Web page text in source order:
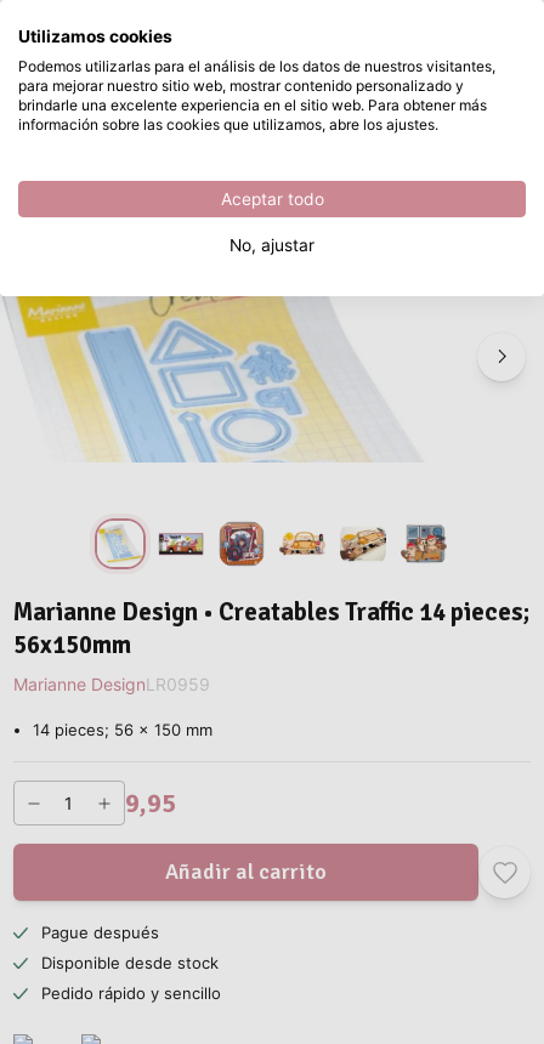
Saltar al contenido principal
Disponible desde stock Marianne Design • Creatables Traffic 14 pieces; 56x150mm
/ Otros Troqueles de Corte /
Marianne Design • Creatables Traffic 14 pieces;
56x150mm
Marianne DesignLR0959
14 pieces; 56 x 150 mm
9,95
Añadir al carrito
Pague después
Disponible desde stock
Pedido rápido y sencillo
¿Qué estás buscando?
Utilizamos cookies
Podemos utilizarlas para el análisis de los datos de nuestros visitantes,
para mejorar nuestro sitio web, mostrar contenido personalizado y
brindarle una excelente experiencia en el sitio web. Para obtener más
información sobre las cookies que utilizamos, abre los ajustes.
Aceptar todo
No, ajustar